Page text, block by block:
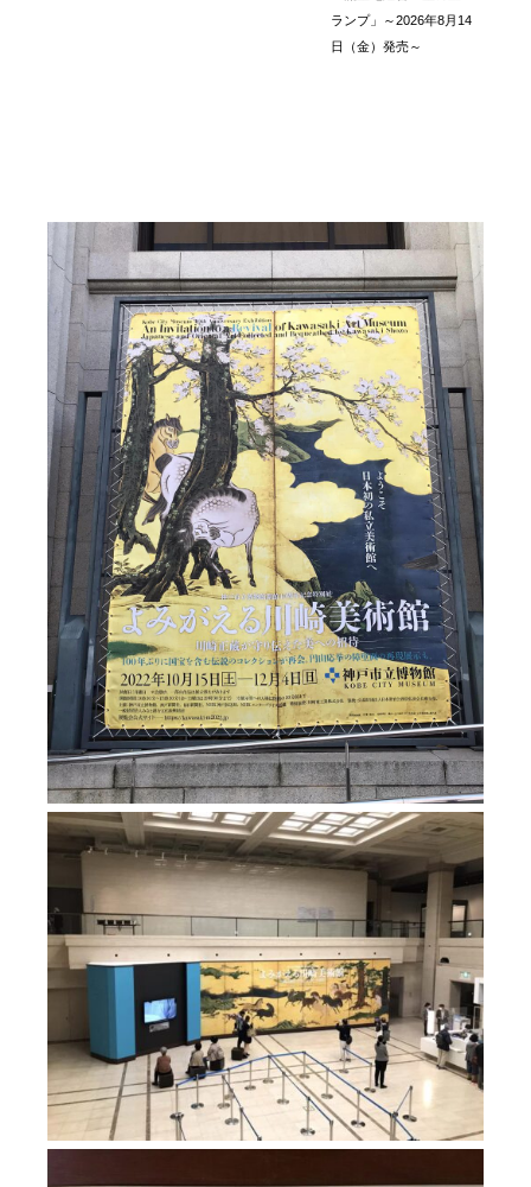
ランプ」～2026年8月14
日（金）発売～